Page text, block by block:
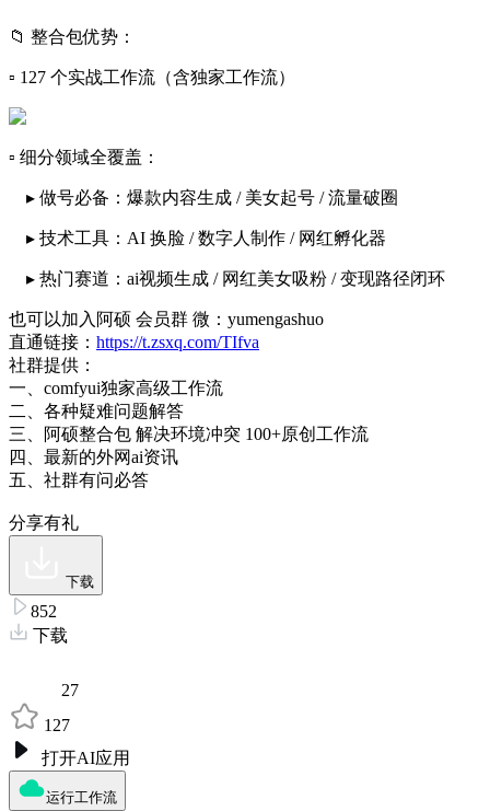
📁 整合包优势：
▫️ 127 个实战工作流（含独家工作流）
▫️ 细分领域全覆盖：
▸ 做号必备：爆款内容生成 / 美女起号 / 流量破圈
▸ 技术工具：AI 换脸 / 数字人制作 / 网红孵化器
▸ 热门赛道：ai视频生成 / 网红美女吸粉 / 变现路径闭环
也可以加入阿硕 会员群 微：yumengashuo
直通链接： https://t.zsxq.com/TIfva
社群提供：
一、comfyui独家高级工作流
二、各种疑难问题解答
三、阿硕整合包 解决环境冲突 100+原创工作流
四、最新的外网ai资讯
五、社群有问必答
分享有礼
下载
852
下载
27
127
打开AI应用
运行工作流